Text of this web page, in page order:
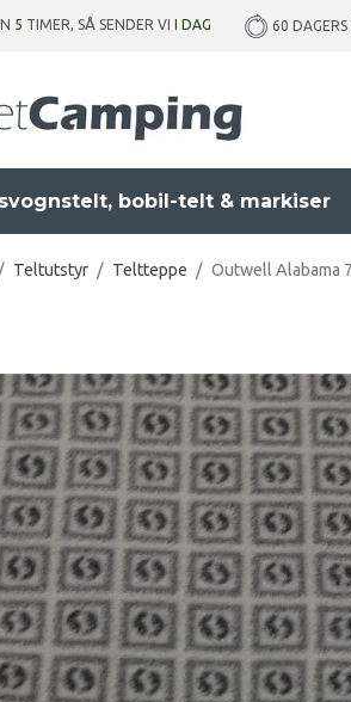
5 TIMER, SÅ SENDER VI I DAG 60
bobil-telt & markiser
/ Teltutstyr / Teltteppe / Outwell Alabama